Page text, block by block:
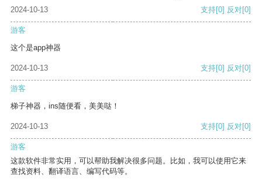
2024-10-13
支持[0] 反对[0]
游客
这个是app神器
2024-10-13 支持[0] 反对[0]
游客
梯子神器，ins随便看，美美哒！
2024-10-13 支持[0] 反对[0]
游客
这款软件非常实用，可以帮助我解决很多问题。比如，我可以使用它来
查找资料、翻译语言、编写代码等。